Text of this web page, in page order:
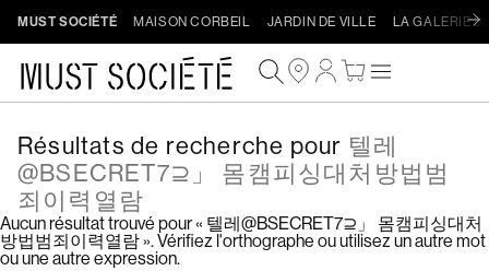
MUST SOCIÉTÉ MAISON CORBEIL JARDIN DE VILLE LA GALERIE
Connexion
Panier
Résultats de recherche pour 텔레
@BSECRET7⊇」 몸캠피싱대처방법범
죄이력열람
Aucun résultat trouvé pour « 텔레@BSECRET7⊇」 몸캠피싱대처
방법범죄이력열람 ». Vérifiez l'orthographe ou utilisez un autre mot
ou une autre expression.